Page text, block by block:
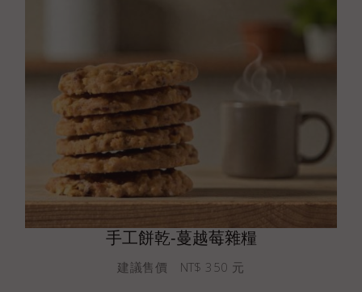
手工餅乾-蔓越莓雜糧
建議售價 NT$ 350 元